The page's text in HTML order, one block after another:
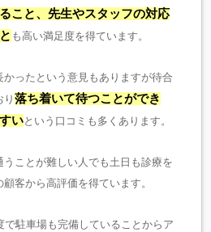
こと、先生やスタッフの対応
も高い満足度を得ています。
かったという意見もありますが待合
り落ち着いて待つことができ
いという口コミも多くあります。
ことが難しい人でも土日も診療を
客から高評価を得ています。
で駐車場も完備していることからア